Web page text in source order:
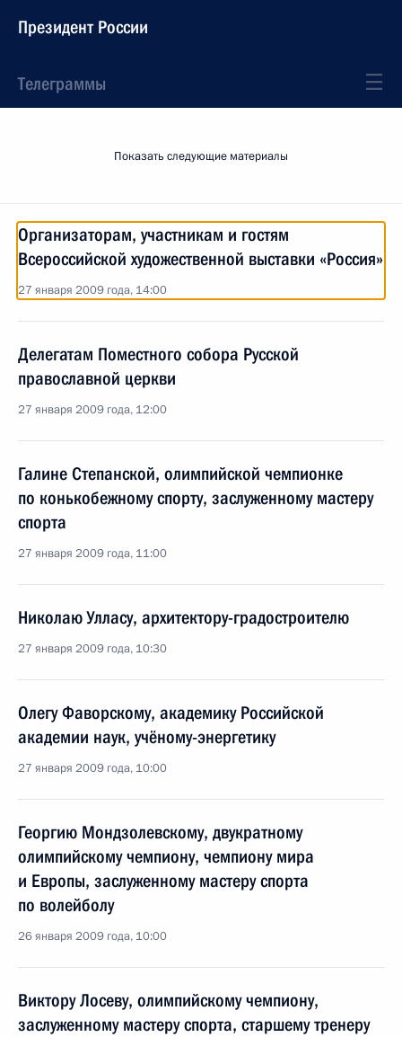
Президент России
Телеграммы
Показать следующие материалы
Организаторам, участникам и гостям
Всероссийской художественной выставки «Россия»
27 января 2009 года, 14:00
Делегатам Поместного собора Русской
православной церкви
27 января 2009 года, 12:00
Галине Степанской, олимпийской чемпионке
по конькобежному спорту, заслуженному мастеру
спорта
27 января 2009 года, 11:00
Николаю Улласу, архитектору-градостроителю
27 января 2009 года, 10:30
Олегу Фаворскому, академику Российской
академии наук, учёному-энергетику
27 января 2009 года, 10:00
Георгию Мондзолевскому, двукратному
олимпийскому чемпиону, чемпиону мира
и Европы, заслуженному мастеру спорта
по волейболу
26 января 2009 года, 10:00
Виктору Лосеву, олимпийскому чемпиону,
заслуженному мастеру спорта, старшему тренеру